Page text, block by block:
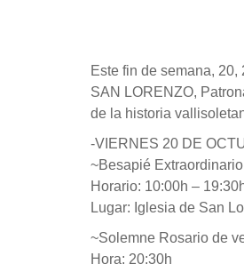
Este fin de semana,
SAN LORENZO,
de la historia
-VIERNES 20 DE
~Besapié Extraordinario
Horario: 10:00h –
Lugar: Iglesia de San
~Solemne Rosario de
Hora: 20:30h